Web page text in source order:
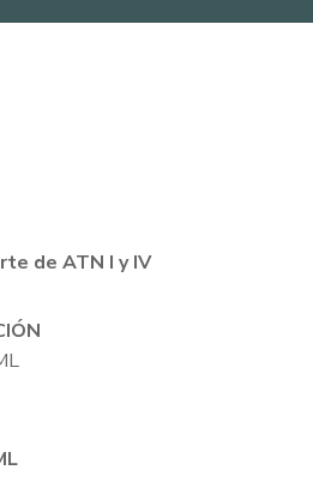
de ATN I y IV